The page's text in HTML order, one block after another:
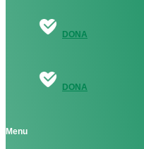
DONA
DONA
Menu